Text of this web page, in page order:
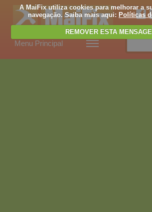
A MaiFix utiliza cookies para melhorar a
navegação. Saiba mais aqui: Políticas
REMOVER ESTA
Menu Principal